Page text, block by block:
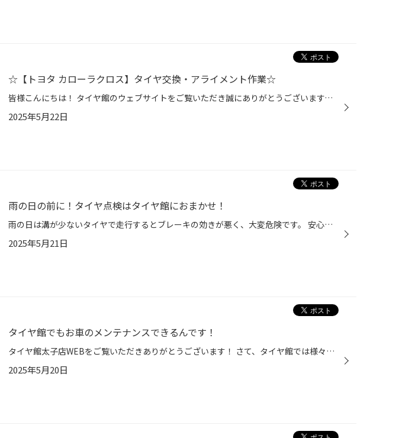
☆【トヨタ カローラクロス】タイヤ交換・アライメント作業☆
皆様こんにちは！ タイヤ館のウェブサイトをご覧いただき誠にありがとうございます。 本日は近畿エリア内近直営店舗の作業をご紹介させて頂きます 投稿へのご快諾を頂きましたお客様、大変ありがとうございます！ お車：トヨタ カローラクロス 作業：タイヤ交換・アライメント調整 タイヤ：アレンザ...
2025年5月22日
雨の日の前に！タイヤ点検はタイヤ館におまかせ！
雨の日は溝が少ないタイヤで走行するとブレーキの効きが悪く、大変危険です。 安心して走行するために、しっかり「タイヤ点検」をして備えましょう！ タイヤの残り溝をしっかりチェックしよう！ タイヤの溝は雨で濡れた路面の水をしっかり掻き出す能力があります。 溝が少なくなってしまうと、溝が...
2025年5月21日
タイヤ館でもお車のメンテナンスできるんです！
タイヤ館太子店WEBをご覧いただきありがとうございます！ さて、タイヤ館では様々な作業を行っていますが、 お客様からは「タイヤ館って名前だから タイヤしかやっていないんじゃないの？」 とよくお話をしていただきますが、 実はタイヤ以外にも様々な作業を行っております！ タイヤ屋さんなのでタ...
2025年5月20日